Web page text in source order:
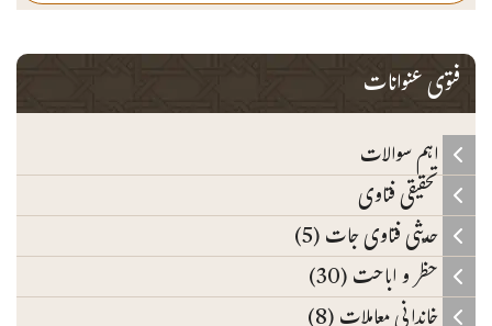
فتوی عنوانات
اہم سوالات
تحقیقی فتاوی
حدیثی فتاوی جات (5)
حظر و اباحت (30)